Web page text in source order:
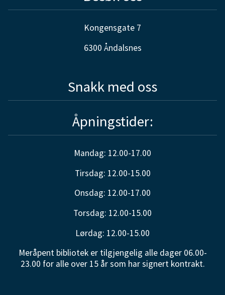
Kongensgate 7
6300 Åndalsnes
Snakk med oss
Åpningstider:
Mandag: 12.00-17.00
Tirsdag: 12.00-15.00
Onsdag: 12.00-17.00
Torsdag: 12.00-15.00
Lørdag: 12.00-15.00
Meråpent bibliotek er tilgjengelig alle dager 06.00-
23.00 for alle over 15 år som har signert kontrakt.